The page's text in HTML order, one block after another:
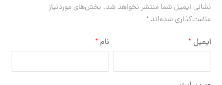
نشانی ایمیل شما منتشر نخواهد شد. بخش‌های موردنیاز
علامت‌گذاری شده‌اند*
نام * ایمیل *